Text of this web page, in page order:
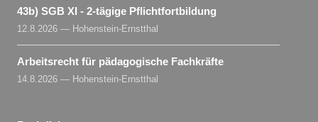
43b) SGB XI - 2-tägige Pflichtfortbildung
12.8.2026 — Hohenstein-Ernstthal
Arbeitsrecht für pädagogische Fachkräfte
14.8.2026 — Hohenstein-Ernstthal